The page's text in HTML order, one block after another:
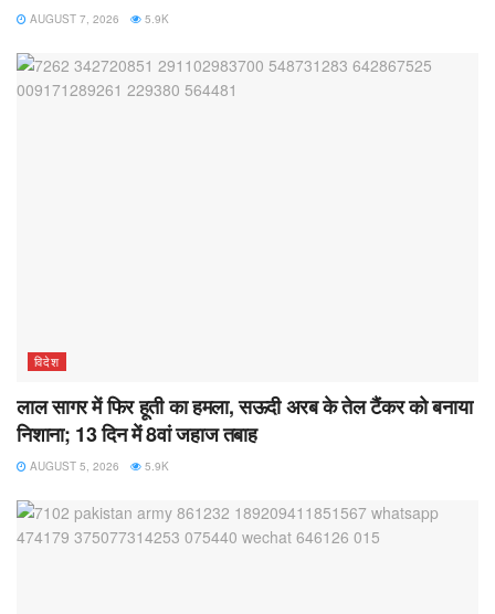
AUGUST 7, 2026 5.9K
विदेश
लाल सागर में फिर हूती का हमला, सऊदी अरब के तेल टैंकर को बनाया
निशाना; 13 दिन में 8वां जहाज तबाह
AUGUST 5, 2026 5.9K